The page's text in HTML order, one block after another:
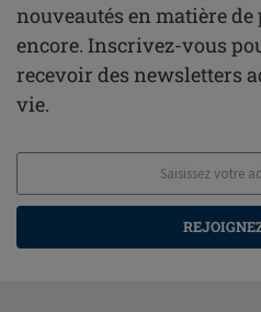
nouveautés en matière
encore. Inscrivez-vous
recevoir des newsletters
vie.